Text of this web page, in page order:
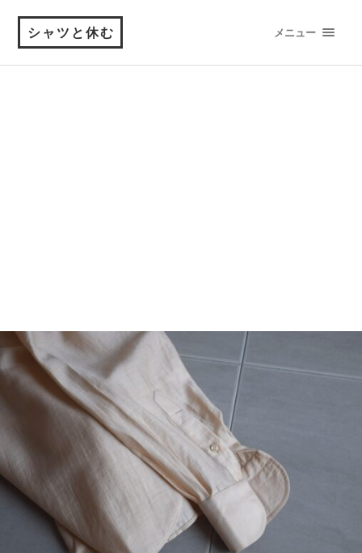
シャツと休む メニュー